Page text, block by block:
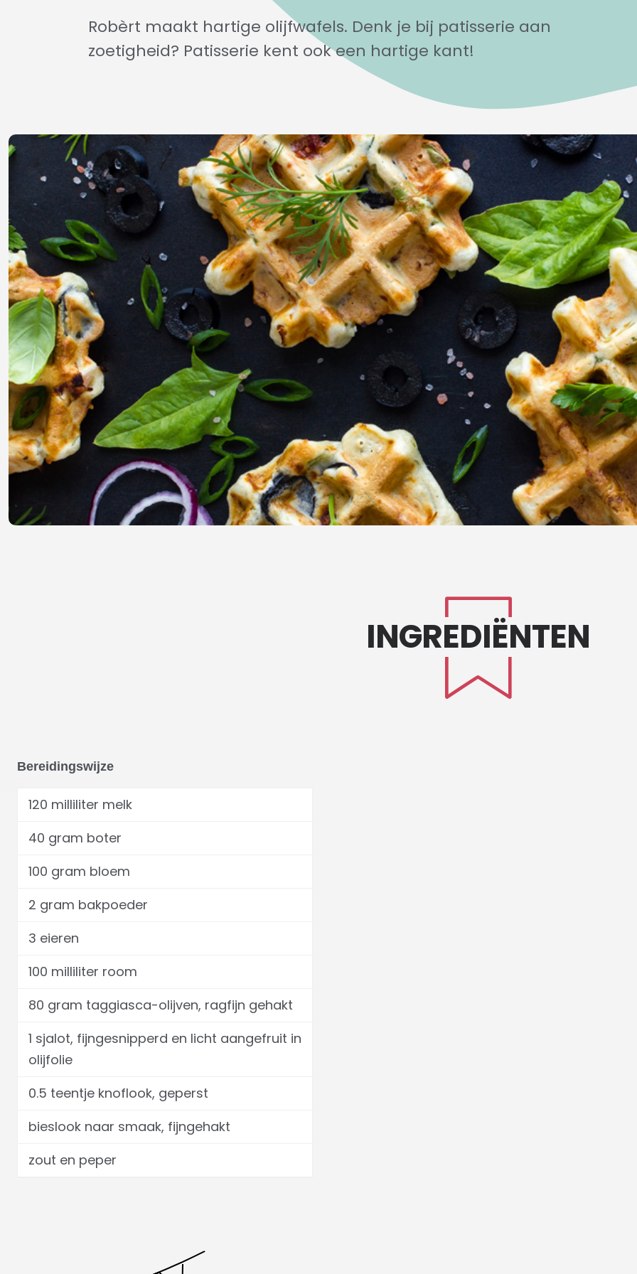
Robèrt maakt hartige olijfwafels. Denk je bij patisserie aan
zoetigheid? Patisserie kent ook een hartige kant!
INGREDIËNTEN
Bereidingswijze
120 milliliter melk
40 gram boter
100 gram bloem
2 gram bakpoeder
3 eieren
100 milliliter room
80 gram taggiasca-olijven, ragfijn gehakt
1 sjalot, fijngesnipperd en licht aangefruit in
olijfolie
0.5 teentje knoflook, geperst
bieslook naar smaak, fijngehakt
zout en peper